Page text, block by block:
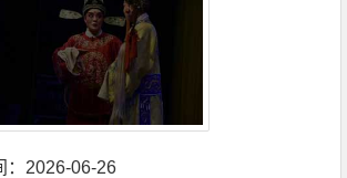
：2026-06-26